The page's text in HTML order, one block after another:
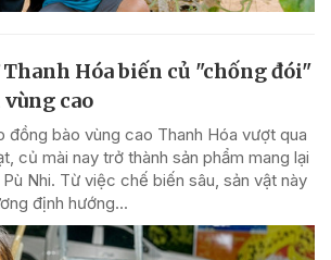
Hóa biến củ "chống đói"
cao
đồng bào vùng cao Thanh Hóa vượt qua
củ mài nay trở thành sản phẩm mang lại
Nhi. Từ việc chế biến sâu, sản vật này
định hướng...